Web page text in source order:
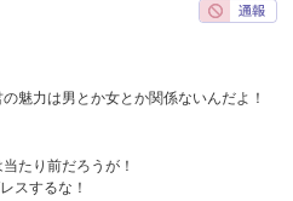
魅力は男とか女とか関係ないんだよ！
たり前だろうが！
スするな！